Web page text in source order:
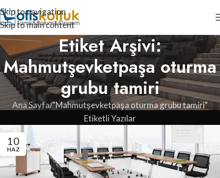
Skip to navigation
Skip to main content
Etiket Arşivi:
Mahmutşevketpaşa oturma
grubu tamiri
Ana Sayfa "Mahmutşevketpaşa oturma grubu tamiri"
Etiketli Yazılar
10
HAZ